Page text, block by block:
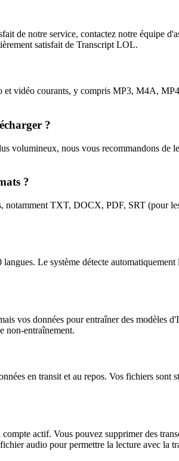
de notre service, contactez notre équipe
satisfait de Transcript LOL.
et vidéo courants, y compris MP3,
?
volumineux, nous vous recommandons de
?
TXT, DOCX, PDF, SRT (pour
Le système détecte
vos données pour entraîner des modèles
non-entraînement.
en transit et au repos. Vos fichiers sont
actif. Vous pouvez supprimer des
audio pour permettre la lecture avec la